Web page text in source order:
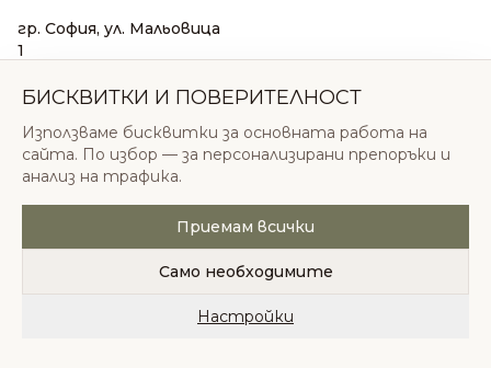
гр. София, ул. Мальовица
1
sales@odonatacosmetics.com
Нед: 11:00 – 18:00
© 2026 Одоната Козметикс ООД. Всички права
запазени.
Политика за поверителностОбщи условия
БИСКВИТКИ И ПОВЕРИТЕЛНОСТ
Използваме бисквитки за основната работа на
сайта. По избор — за персонализирани препоръки и
анализ на трафика.
Приемам всички
Само необходимите
Настройки